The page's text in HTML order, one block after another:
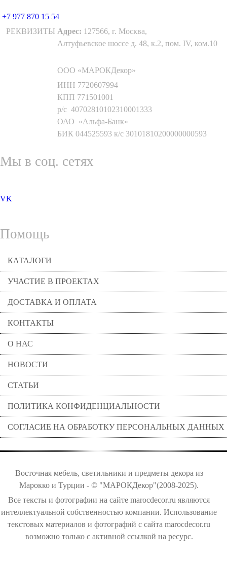
+7 977 870 15 54
РЕКВИЗИТЫ Адрес: 127566, г. Москва,
Алтуфьевское шоссе д. 48, к.2, пом. IV, ком.10
ООО «МАРОКДекор»
ИНН 7720607994
КПП 771501001
р/с 40702810102310001333
ОАО «Альфа-Банк»
БИК 044525593 к/с 30101810200000000593
Мы в соц. сетях
VK
Помощь
КАТАЛОГИ
УЧАСТИЕ В ПРОЕКТАХ
ДОСТАВКА И ОПЛАТА
КОНТАКТЫ
О НАС
НОВОСТИ
СТАТЬИ
ПОЛИТИКА КОНФИДЕНЦИАЛЬНОСТИ
СОГЛАСИЕ НА ОБРАБОТКУ ПЕРСОНАЛЬНЫХ ДАННЫХ
Восточная мебель, светильники и предметы декора из
Марокко и Турции - © "МАРОКДекор"(2008-2025).
Все тексты и фотографии на сайте marocdecor.ru являются
интеллектуальной собственностью компании. Использование
текстовых материалов и фотографий с сайта marocdecor.ru
возможно только с активной ссылкой на ресурс.